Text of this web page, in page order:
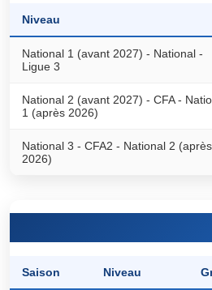
Niveau
National 1 (avant 2027) - National -
Ligue 3
National 2 (avant 2027) - CFA -
1 (après 2026)
National 3 - CFA2 - National 2 (après
2026)
Saison Niveau